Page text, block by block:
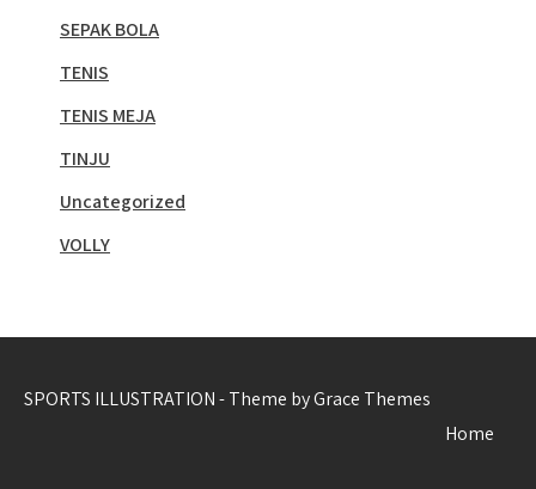
SEPAK BOLA
TENIS
TENIS MEJA
TINJU
Uncategorized
VOLLY
SPORTS ILLUSTRATION - Theme by Grace Themes
Home